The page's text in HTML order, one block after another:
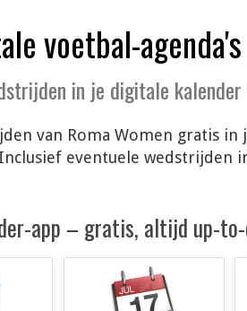
voetbal-agenda's
in je digitale kalender
van Roma Women gratis in
eventuele wedstrijden in
app – gratis, altijd up-